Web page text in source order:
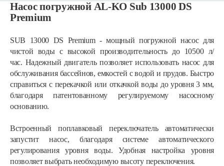
Насос погружной AL-KO Sub 13000 DS
Premium
SUB 13000 DS Premium - мощный погружной насос для
чистой воды с высокой производительность до 10500 л/
час. Надежный двигатель позволяет использовать насос для
обслуживания бассейнов, емкостей с водой и прудов. Быстро
справиться с перекачкой или откачкой воды до уровня 3 мм,
благодаря патентованному регулируемому насосному
основанию.
Встроенный поплавковый переключатель автоматически
запустит насос, благодаря системе автоматического
регулирования уровня воды. Удобная настройка уровня
позволяет выбрать необходимую высоту переключения.
Насос погружной AL-KO Drain 12000 Comfort